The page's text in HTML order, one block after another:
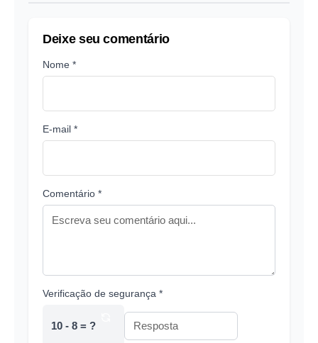
Deixe seu comentário
Nome *
E-mail *
Comentário *
Verificação de segurança *
10 - 8 = ?